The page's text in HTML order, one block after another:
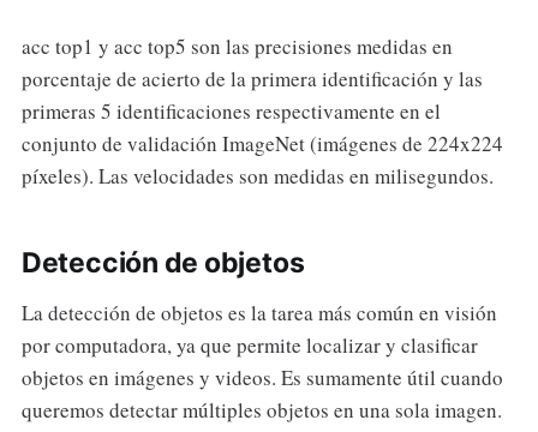
acc top1 y acc top5 son las precisiones medidas en
porcentaje de acierto de la primera identificación y las
primeras 5 identificaciones respectivamente en el
conjunto de validación ImageNet (imágenes de 224x224
píxeles). Las velocidades son medidas en milisegundos.
Detección de objetos
La detección de objetos es la tarea más común en visión
por computadora, ya que permite localizar y clasificar
objetos en imágenes y videos. Es sumamente útil cuando
queremos detectar múltiples objetos en una sola imagen.